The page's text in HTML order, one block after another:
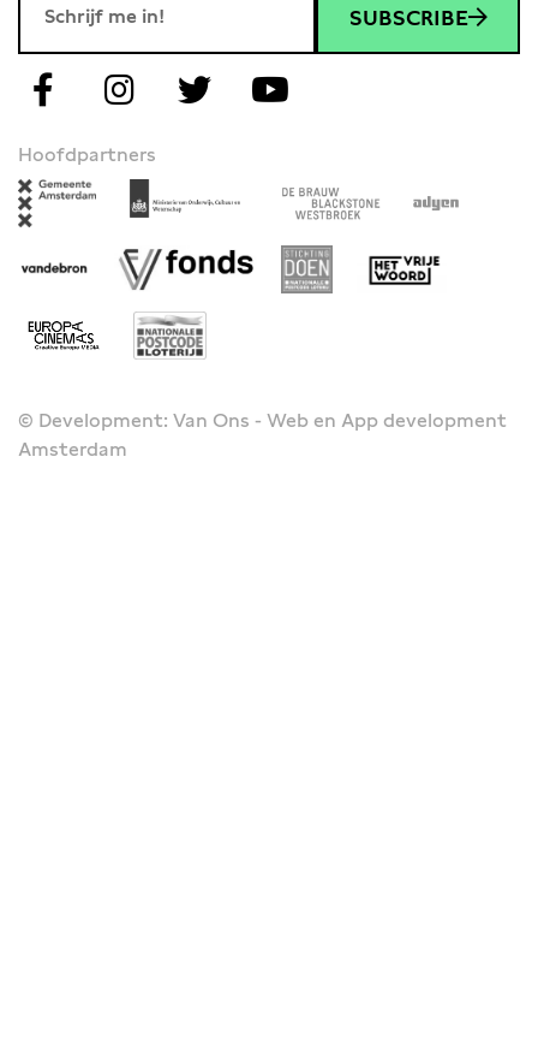
SUBSCRIBE
Hoofdpartners
© Development: Van Ons - Web en App development
Amsterdam